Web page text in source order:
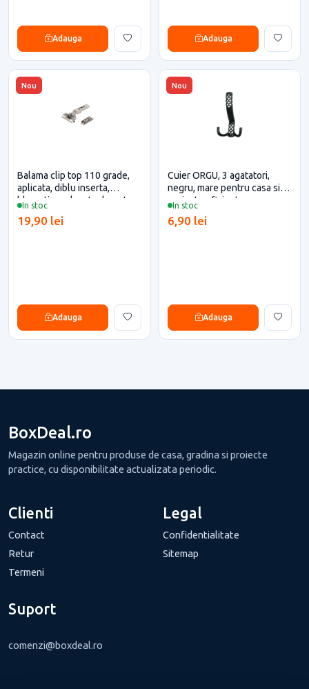
Adauga Adauga
Nou
In stoc
Balama clip top 110 grade,
aplicata, diblu inserta,
blumotion, placuta dreapta,
si proiecte eficiente
19,90 lei
Adauga
Nou
In stoc
Cuier ORGU, 3 agatatori,
negru, mare pentru casa si
proiecte eficiente
6,90 lei
Adauga
BoxDeal.ro
Magazin online pentru produse de casa, gradina si proiecte
practice, cu disponibilitate actualizata periodic.
Clienti
Contact
Retur
Termeni
Legal
Confidentialitate
Sitemap
Suport
comenzi@boxdeal.ro